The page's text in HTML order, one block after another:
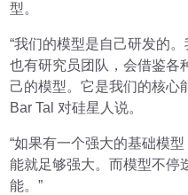
型。
“我们的模型是自己研发的
也有研究员团队，会借鉴各
己的模型。它是我们的核心
Bar Tal 对硅星人说。
“如果有一个强大的基础模
能就足够强大。而模型不停
能。”